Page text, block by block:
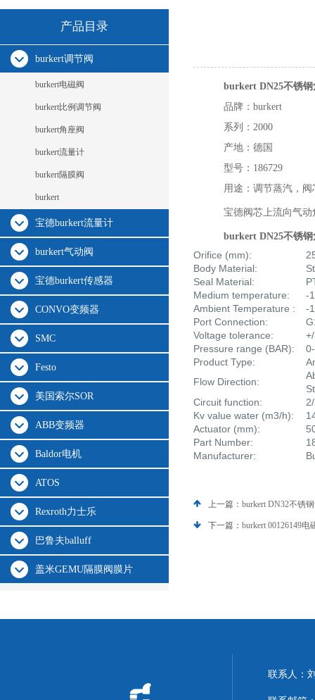
产品目录
burkert调节阀
burkert电磁阀
burkert比例调节阀
burkert角座阀
burkert流量计
burkert隔膜阀
burkert
宝德burkert流量计
burkert气动阀
宝德burkert传感器
CONVO变频器
SMC
Festo
美国索尔SOR
ABB变频器
Baldor电机
ATOS
Rexroth力士乐
巴鲁夫balluff
盖米GEMU隔膜阀膜片
burkert DN25不锈
品牌：burkert
系列：2000
产地：德国
型号：186729
用途：调节蒸汽，阀
宝德阀芯上流向气
burkert DN25不锈钢
Orifice (mm):
Body Material:
Seal Material:
Medium temperature:
-
Ambient Temperature :
-
Port Connection:
Voltage tolerance:
Pressure range (BAR):
Product Type:
Flow Direction:
Circuit function:
Kv value water (m3/h):
Actuator (mm):
Part Number:
Manufacturer:
上一篇： burkert DN32不锈
下一篇： burkert 00126149电
联系人：